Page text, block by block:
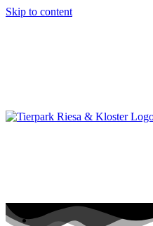
Skip to content